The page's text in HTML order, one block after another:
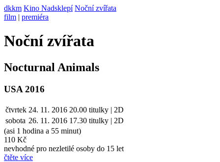
dkkm Kino Nadsklepí Noční zvířata
film | premiéra
Noční zvířata
Nocturnal Animals
USA 2016
čtvrtek 24. 11. 2016 20.00 titulky | 2D
sobota 26. 11. 2016 17.30 titulky | 2D
(asi 1 hodina a 55 minut)
110 Kč
nevhodné pro nezletilé osoby do 15 let
čtěte více